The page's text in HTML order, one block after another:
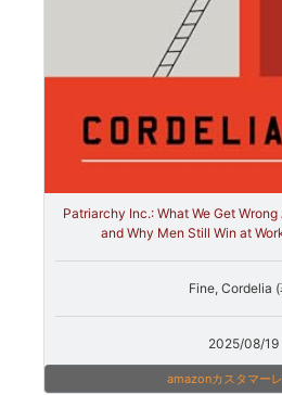
Patriarchy Inc.: What We Get
and Why Men Still Win at
Fine, Cordelia (
2025/08/19
amazonカスタマー